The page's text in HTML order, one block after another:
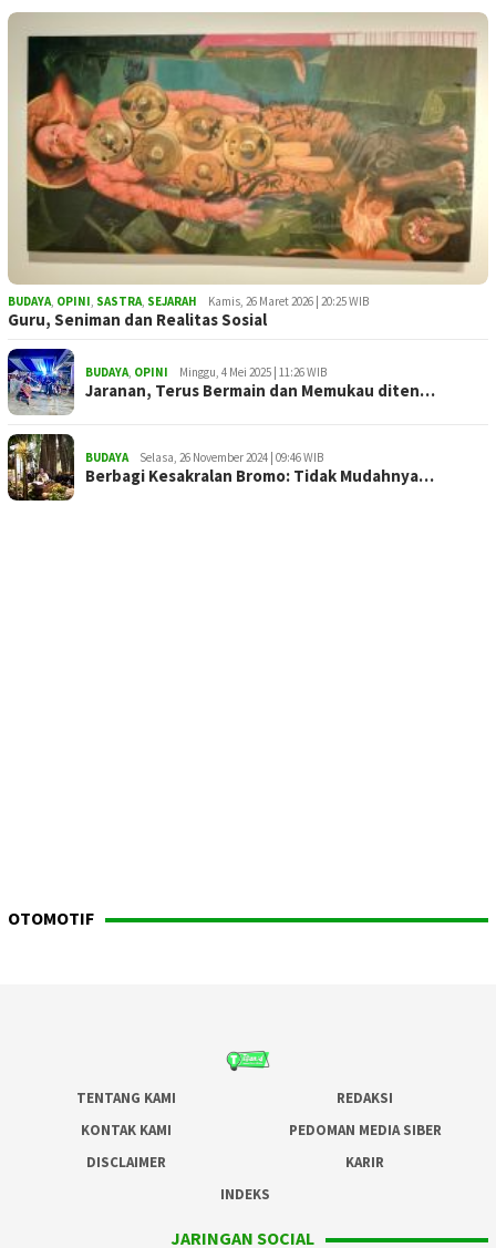
BUDAYA, OPINI, SASTRA, SEJARAH Kamis, 26 Maret 2026 | 20:25 WIB
Guru, Seniman dan Realitas Sosial
BUDAYA, OPINI Minggu, 4 Mei 2025 | 11:26 WIB
Jaranan, Terus Bermain dan Memukau diten…
BUDAYA Selasa, 26 November 2024 | 09:46 WIB
Berbagi Kesakralan Bromo: Tidak Mudahnya…
OTOMOTIF
TENTANG KAMI
REDAKSI
KONTAK KAMI
PEDOMAN MEDIA SIBER
DISCLAIMER
KARIR
INDEKS
JARINGAN SOCIAL